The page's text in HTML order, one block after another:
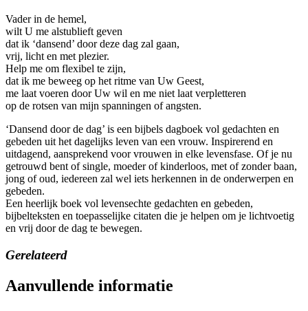
Vader in de hemel,
wilt U me alstublieft geven
dat ik ‘dansend’ door deze dag zal gaan,
vrij, licht en met plezier.
Help me om flexibel te zijn,
dat ik me beweeg op het ritme van Uw Geest,
me laat voeren door Uw wil en me niet laat verpletteren
op de rotsen van mijn spanningen of angsten.
‘Dansend door de dag’ is een bijbels dagboek vol gedachten en
gebeden uit het dagelijks leven van een vrouw. Inspirerend en
uitdagend, aansprekend voor vrouwen in elke levensfase. Of je nu
getrouwd bent of single, moeder of kinderloos, met of zonder baan,
jong of oud, iedereen zal wel iets herkennen in de onderwerpen en
gebeden.
Een heerlijk boek vol levensechte gedachten en gebeden,
bijbelteksten en toepasselijke citaten die je helpen om je lichtvoetig
en vrij door de dag te bewegen.
Gerelateerd
Aanvullende informatie